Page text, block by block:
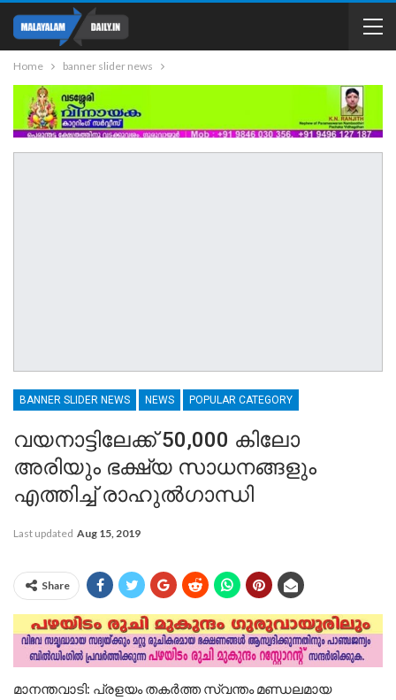
Home banner slider news
BANNER SLIDER NEWS NEWS POPULAR CATEGORY
വയനാട്ടിലേക്ക് 50,000 കിലോ
അരിയും ഭക്ഷ്യ സാധനങ്ങളും
എത്തിച്ച് രാഹുൽഗാന്ധി
Last updated Aug 15, 2019
Share
മാനന്തവാടി: പ്രളയം തകര്‍ത്ത സ്വന്തം മണ്ഡലമായ